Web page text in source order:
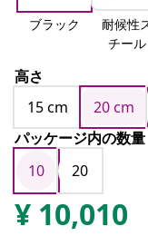
ブラック
耐候性
チール
高さ
15 cm
20 cm
パッケージ内の数量
10
20
¥ 10,010